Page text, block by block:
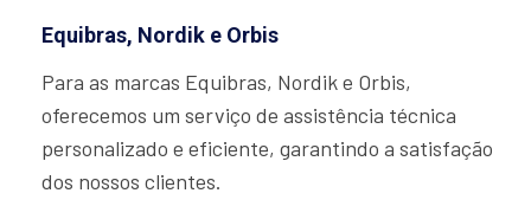
Equibras, Nordik e Orbis
Para as marcas Equibras, Nordik e Orbis,
oferecemos um serviço de assistência técnica
personalizado e eficiente, garantindo a satisfação
dos nossos clientes.